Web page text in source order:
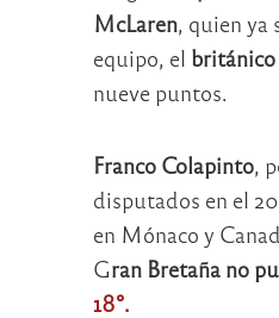
McLaren, quien ya
equipo, el
nueve puntos.
Franco Colapinto,
disputados en el
en Mónaco y
Gran Bretaña no
18°.